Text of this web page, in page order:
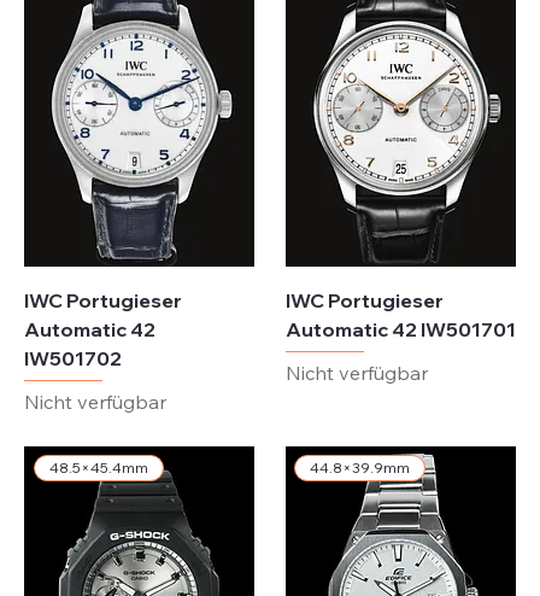
IWC Portugieser
Automatic 42
IW501702
Nicht verfügbar
IWC Portugieser
Automatic 42 IW501701
Nicht verfügbar
48.5×45.4mm 44.8×39.9mm